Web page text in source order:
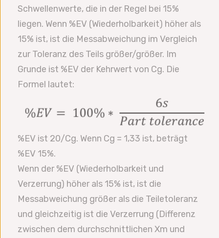
Schwellenwerte, die in der Regel bei 15%
liegen. Wenn %EV (Wiederholbarkeit) höher als
15% ist, ist die Messabweichung im Vergleich
zur Toleranz des Teils größer/größer. Im
Grunde ist %EV der Kehrwert von Cg. Die
Formel lautet:
%EV ist 20/Cg. Wenn Cg = 1,33 ist, beträgt
%EV 15%.
Wenn der %EV (Wiederholbarkeit und
Verzerrung) höher als 15% ist, ist die
Messabweichung größer als die Teiletoleranz
und gleichzeitig ist die Verzerrung (Differenz
zwischen dem durchschnittlichen Xm und